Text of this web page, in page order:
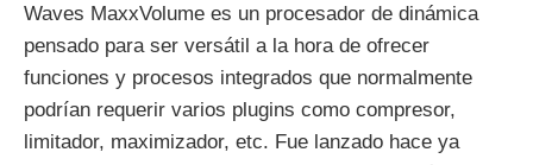
Waves MaxxVolume es un procesador de dinámica
pensado para ser versátil a la hora de ofrecer
funciones y procesos integrados que normalmente
podrían requerir varios plugins como compresor,
limitador, maximizador, etc. Fue lanzado hace ya